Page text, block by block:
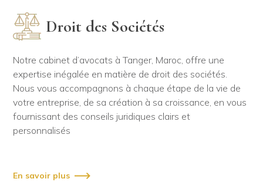
Droit des Sociétés
Notre cabinet d’avocats à Tanger, Maroc, offre une
expertise inégalée en matière de droit des sociétés.
Nous vous accompagnons à chaque étape de la vie de
votre entreprise, de sa création à sa croissance, en vous
fournissant des conseils juridiques clairs et
personnalisés
En savoir plus